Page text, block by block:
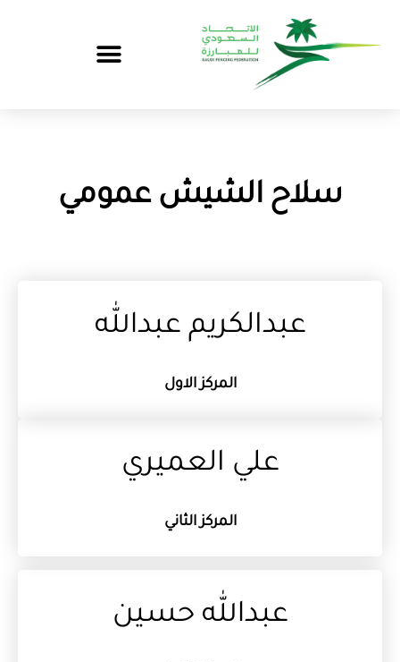
سلاح الشيش عمومي
عبدالكريم عبدالله
المركز الاول
علي العميري
المركز الثاني
عبدالله حسين